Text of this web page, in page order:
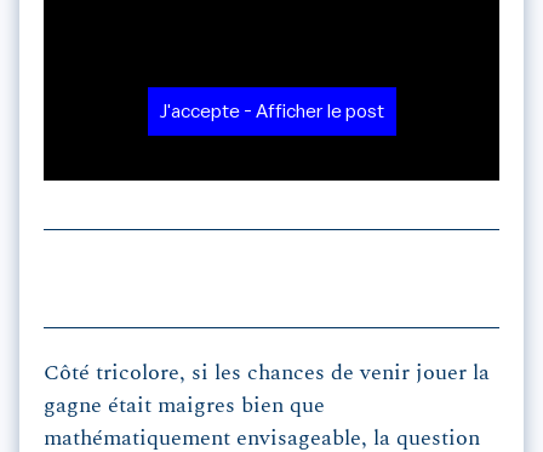
J'accepte - Afficher le post
Côté tricolore, si les chances de venir jouer la
gagne était maigres bien que
mathématiquement envisageable, la question